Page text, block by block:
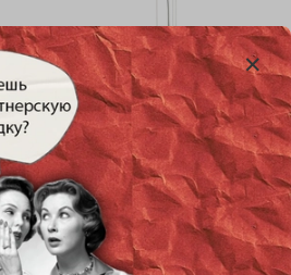
Подвесной дизайнерский
светильник Mountain View
от AXO LIGHT (золотой)